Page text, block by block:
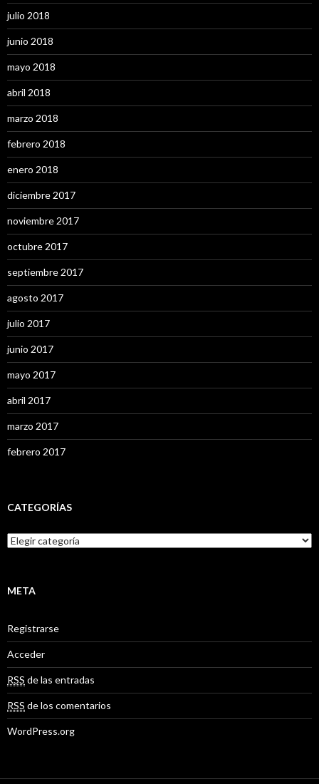
julio 2018
junio 2018
mayo 2018
abril 2018
marzo 2018
febrero 2018
enero 2018
diciembre 2017
noviembre 2017
octubre 2017
septiembre 2017
agosto 2017
julio 2017
junio 2017
mayo 2017
abril 2017
marzo 2017
febrero 2017
CATEGORÍAS
C
a
g
í
a
s
META
Registrarse
Acceder
RSS de las entradas
RSS de los comentarios
WordPress.org